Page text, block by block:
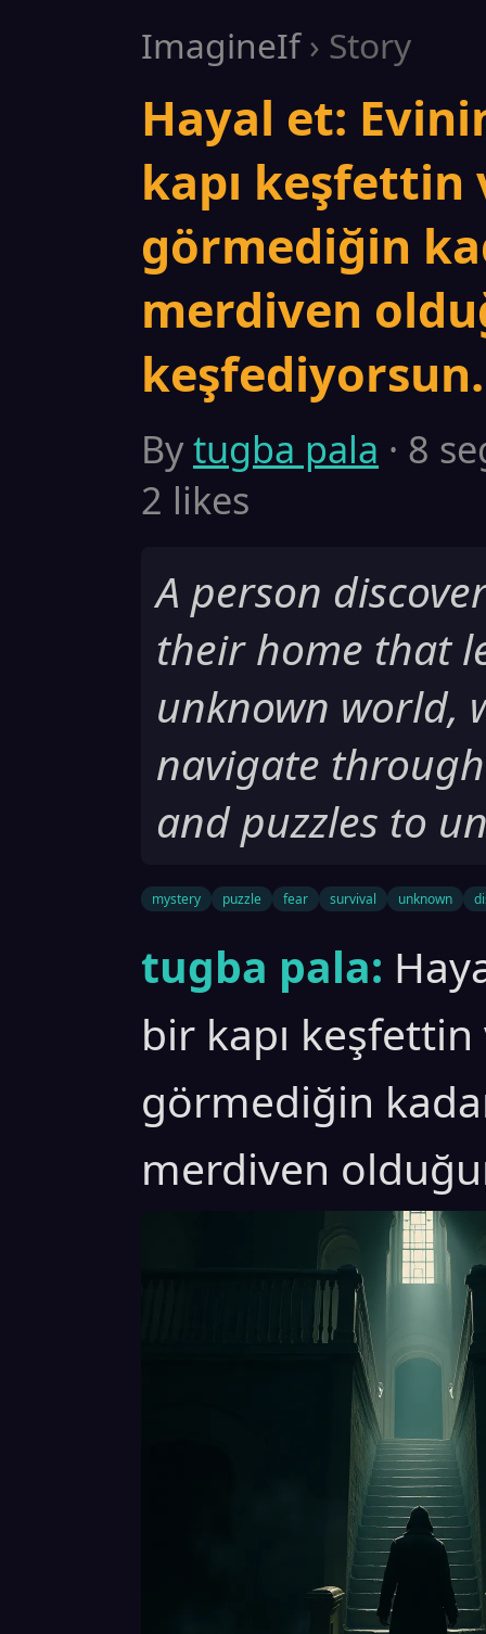
ImagineIf› Story
Hayal et:
kapı keşfettin
görmediğin
merdiven
keşfediyorsun.
Bytugba pala · 8
2 likes
A person
their home that
unknown world,
navigate
and puzzles to
mystery puzzle fear survival unknown
tugba pala:
bir kapı keşfettin
görmediğin
merdiven